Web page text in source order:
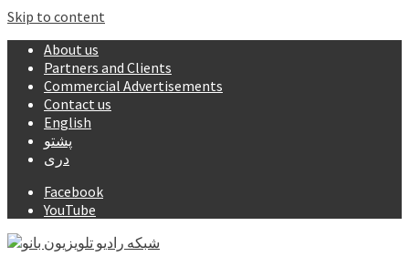
Skip to content
About us
Partners and Clients
Commercial Advertisements
Contact us
English
پشتو
دری
Facebook
YouTube